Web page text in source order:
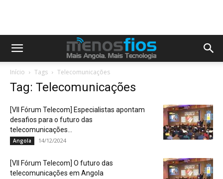
Início Tags Telecomunicações
Tag: Telecomunicações
[VII Fórum Telecom] Especialistas apontam
desafios para o futuro das
telecomunicações...
Angola 14/12/2024
[VII Fórum Telecom] O futuro das
telecomunicações em Angola